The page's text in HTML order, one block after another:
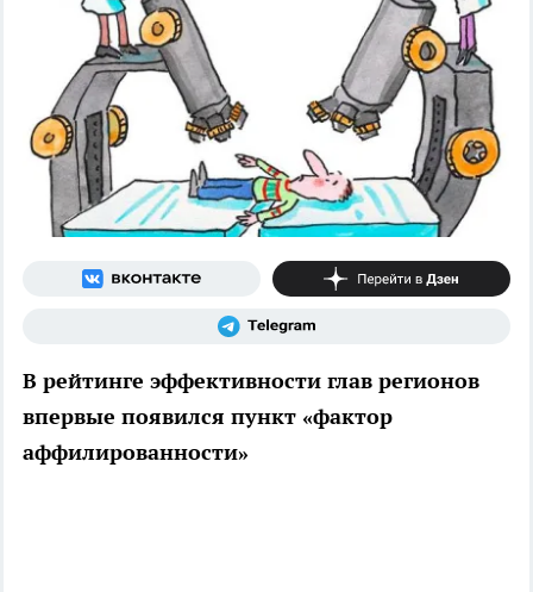
В рейтинге эффективности глав регионов
впервые появился пункт «фактор
аффилированности»